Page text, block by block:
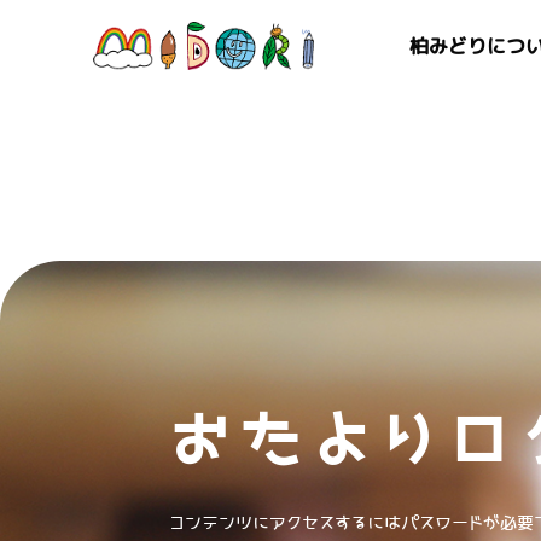
柏みどりにつ
おたよりロ
コンテンツにアクセスするにはパスワードが必要